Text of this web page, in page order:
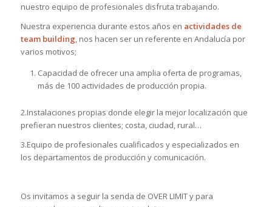
nuestro equipo de profesionales disfruta trabajando.
Nuestra experiencia durante estos años en actividades de
team building, nos hacen ser un referente en Andalucía por
varios motivos;
Capacidad de ofrecer una amplia oferta de programas,
más de 100 actividades de producción propia.
2.Instalaciones propias donde elegir la mejor localización que
prefieran nuestros clientes; costa, ciudad, rural…
3.Equipo de profesionales cualificados y especializados en
los departamentos de producción y comunicación.
Os invitamos a seguir la senda de OVER LIMIT y para